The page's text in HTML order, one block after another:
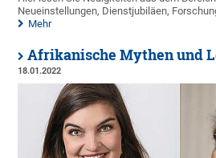
Neueinstellungen, Dienstjubiläen,
Mehr
Afrikanische Mythen und
18.01.2022